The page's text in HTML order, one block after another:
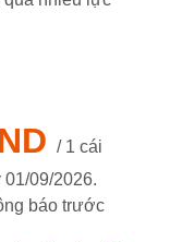
/ 1 cái
01/09/2026.
báo trước